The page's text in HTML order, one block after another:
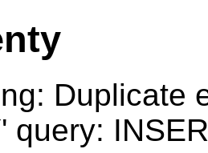
Duplicate
query: